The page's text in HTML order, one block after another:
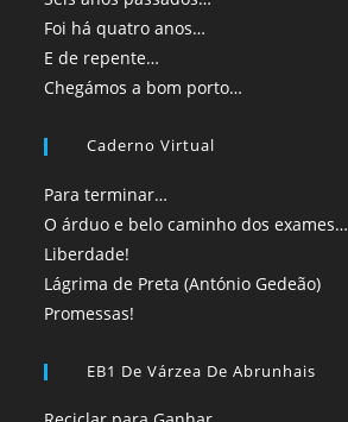
Foi há quatro anos…
E de repente…
Chegámos a bom porto…
Caderno Virtual
Para terminar…
O árduo e belo caminho dos exames…
Liberdade!
Lágrima de Preta (António Gedeão)
Promessas!
EB1 De Várzea De Abrunhais